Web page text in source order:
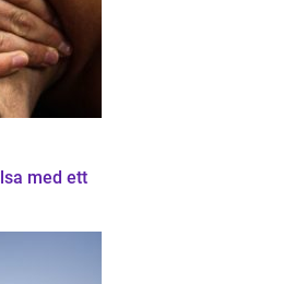
med ett